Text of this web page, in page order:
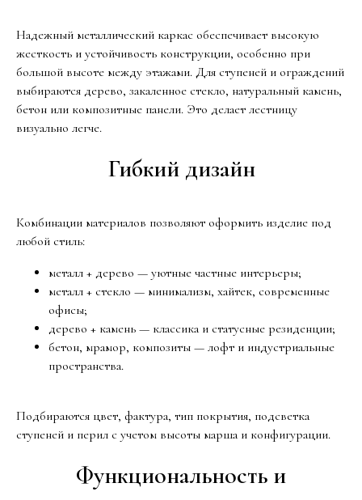
Надежный металлический каркас обеспечивает высокую
жесткость и устойчивость конструкции, особенно при
большой высоте между этажами. Для ступеней и ограждений
выбираются дерево, закаленное стекло, натуральный камень,
бетон или композитные панели. Это делает лестницу
визуально легче.
Гибкий дизайн
Комбинации материалов позволяют оформить изделие под
любой стиль:
металл + дерево — уютные частные интерьеры;
металл + стекло — минимализм, хайтек, современные
офисы;
дерево + камень — классика и статусные резиденции;
бетон, мрамор, композиты — лофт и индустриальные
пространства.
Подбираются цвет, фактура, тип покрытия, подсветка
ступеней и перил с учетом высоты марша и конфигурации.
Функциональность и